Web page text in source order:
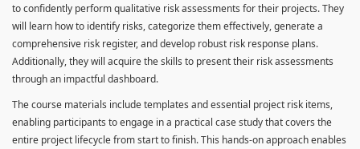
to confidently perform qualitative risk assessments for their projects. They
will learn how to identify risks, categorize them effectively, generate a
comprehensive risk register, and develop robust risk response plans.
Additionally, they will acquire the skills to present their risk assessments
through an impactful dashboard.
The course materials include templates and essential project risk items,
enabling participants to engage in a practical case study that covers the
entire project lifecycle from start to finish. This hands-on approach enables